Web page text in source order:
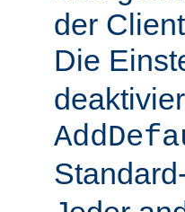
der
Die